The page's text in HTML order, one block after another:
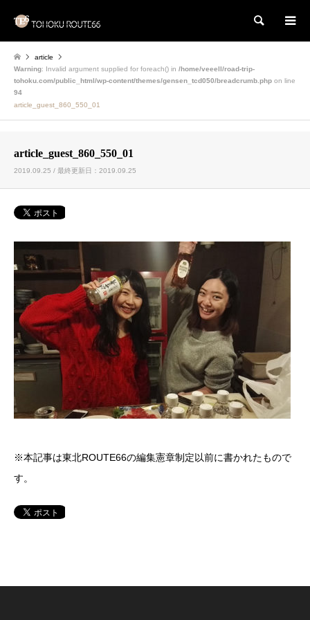
検索
article
Warning: Invalid argument supplied for foreach() in /home/veeell/road-trip-
tohoku.com/public_html/wp-content/themes/gensen_tcd050/breadcrumb.php on line
94
article_guest_860_550_01
article_guest_860_550_01
2019.09.25 / 最終更新日：2019.09.25
※本記事は東北ROUTE66の編集憲章制定以前に書かれたもので
す。